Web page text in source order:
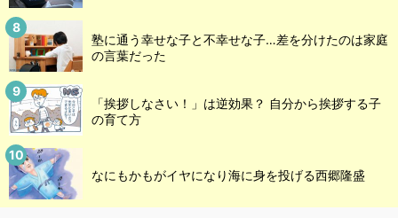
塾に通う幸せな子と不幸せな子…差を分けたのは家庭
の言葉だった
「挨拶しなさい！」は逆効果？ 自分から挨拶する子
の育て方
なにもかもがイヤになり海に身を投げる西郷隆盛